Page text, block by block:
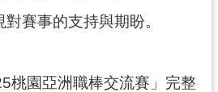
賽事的支持與期盼。
桃園亞洲職棒交流賽」完整